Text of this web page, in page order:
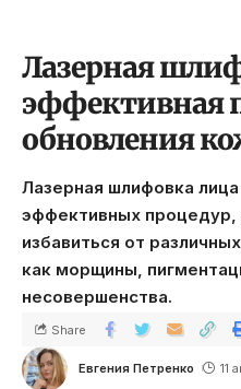
Лазерная
эффективная
обновления
Лазерная шлифовка
эффективных процедур,
избавиться от
как морщины,
несовершенства.
Евгения Петренко 11
Share